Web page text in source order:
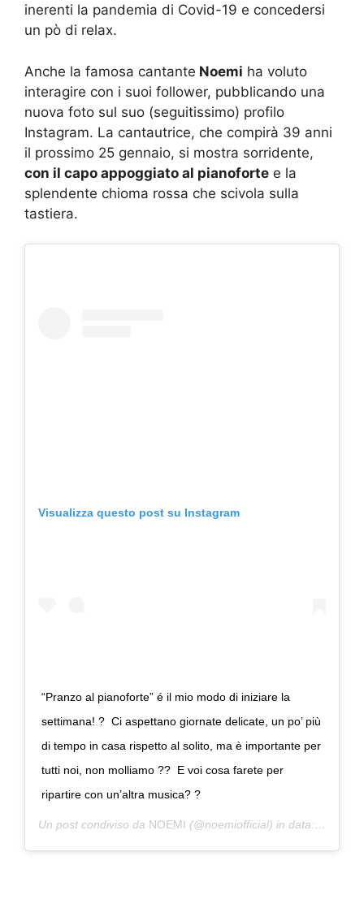
inerenti la pandemia di Covid-19 e concedersi
un pò di relax.
Anche la famosa cantante Noemi ha voluto
interagire con i suoi follower, pubblicando una
nuova foto sul suo (seguitissimo) profilo
Instagram. La cantautrice, che compirà 39 anni
il prossimo 25 gennaio, si mostra sorridente,
con il capo appoggiato al pianoforte e la
splendente chioma rossa che scivola sulla
tastiera.
Visualizza questo post su Instagram
“Pranzo al pianoforte” é il mio modo di iniziare la
settimana! ? ⁣ Ci aspettano giornate delicate, un po’ più
di tempo in casa rispetto al solito, ma è importante per
tutti noi, non molliamo ?? ⁣ E voi cosa farete per
ripartire con un’altra musica? ?
Un post condiviso da NOEMI (@noemiofficial) in data: 9 Nov